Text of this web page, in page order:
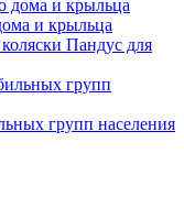
и крыльца
Пандус для
групп населения